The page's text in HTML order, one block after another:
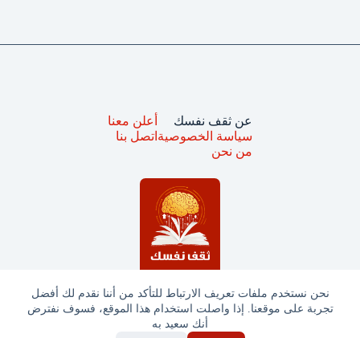
نحن نستخدم ملفات تعريف الارتباط للتأكد من أننا نقدم لك أفضل
تجربة على موقعنا. إذا واصلت استخدام هذا الموقع، فسوف نفترض
أنك سعيد به
جميع الحقوق محفوظة © ثقف نفسك 2025
عن ثقف نفسك
سياسة الخصوصية
من نحن
أعلن معنا
اتصل بنا